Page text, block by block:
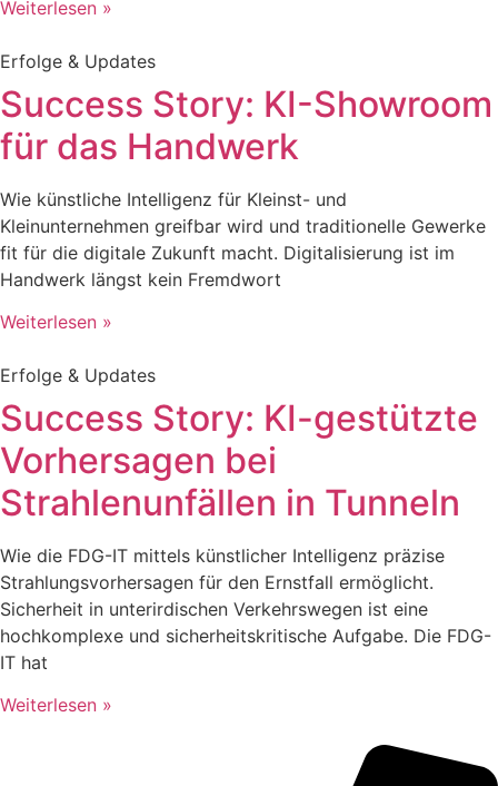
Weiterlesen »
Erfolge & Updates
Success Story: KI-Showroom
für das Handwerk
Wie künstliche Intelligenz für Kleinst- und
Kleinunternehmen greifbar wird und traditionelle Gewerke
fit für die digitale Zukunft macht. Digitalisierung ist im
Handwerk längst kein Fremdwort
Weiterlesen »
Erfolge & Updates
Success Story: KI-gestützte
Vorhersagen bei
Strahlenunfällen in Tunneln
Wie die FDG-IT mittels künstlicher Intelligenz präzise
Strahlungsvorhersagen für den Ernstfall ermöglicht.
Sicherheit in unterirdischen Verkehrswegen ist eine
hochkomplexe und sicherheitskritische Aufgabe. Die FDG-
IT hat
Weiterlesen »